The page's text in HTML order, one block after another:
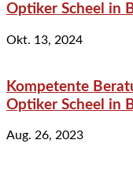
Optiker Scheel in
Okt. 13, 2024
Kompetente
Optiker Scheel in
Aug. 26, 2023